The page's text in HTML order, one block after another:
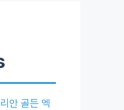
안 골든 엑